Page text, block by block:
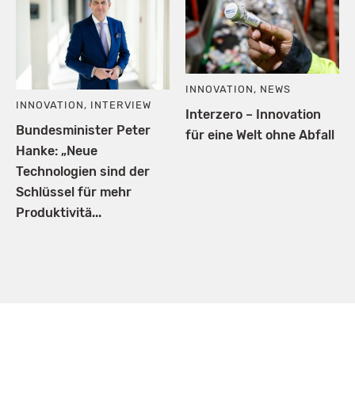
INNOVATION , INTERVIEW
Bundesminister Peter
Hanke: „Neue
Technologien sind der
Schlüssel für mehr
Produktivitä...
INNOVATION , NEWS
Interzero – Innovation
für eine Welt ohne Abfall